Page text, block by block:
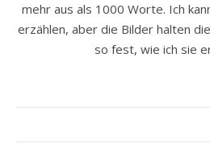
mehr aus als 1000 Worte. Ich
erzählen, aber die Bilder halten
so fest, wie ich sie